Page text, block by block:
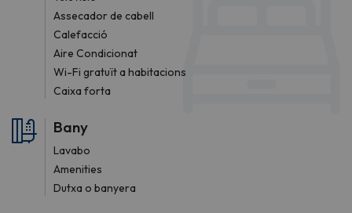
Assecador de cabell
Calefacció
Aire Condicionat
Wi-Fi gratuït a habitacions
Caixa forta
Bany
Lavabo
Amenities
Dutxa o banyera